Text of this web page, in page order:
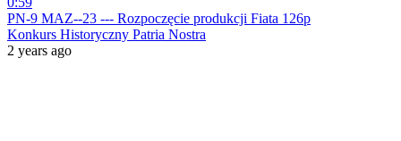
PN-9 MAZ--23 --- Rozpoczęcie produkcji Fiata 126p
Konkurs Historyczny Patria Nostra
2 years ago